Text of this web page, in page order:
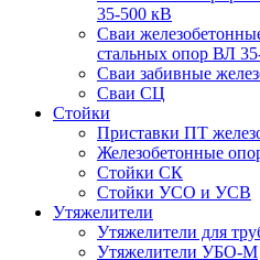
35-500 кВ
Сваи
стальных опор ВЛ
Сваи забивные
Сваи СЦ
Стойки
Приставки ПТ
Железобетонные
Стойки СК
Стойки УСО и УСВ
Утяжелители
Утяжелители для
Утяжелители УБО-М